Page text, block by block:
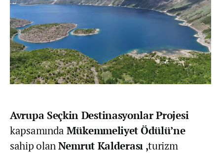
Avrupa Seçkin Destinasyonlar Projesi
kapsamında MükemmeliyetÖdülü’ne
sahip olanNemrut Kalderası ,turizm